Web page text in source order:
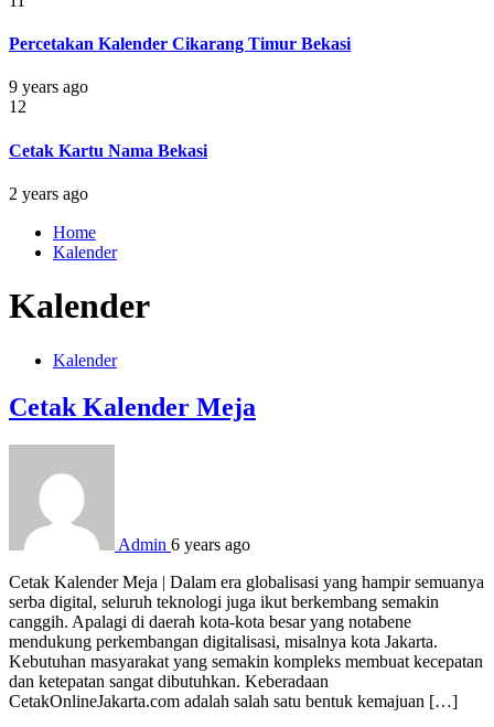
Percetakan Kalender Cikarang Timur Bekasi
9 years ago
12
Cetak Kartu Nama Bekasi
2 years ago
Home
Kalender
Kalender
Kalender
Cetak Kalender Meja
Admin 6 years ago
Cetak Kalender Meja | Dalam era globalisasi yang hampir semuanya
serba digital, seluruh teknologi juga ikut berkembang semakin
canggih. Apalagi di daerah kota-kota besar yang notabene
mendukung perkembangan digitalisasi, misalnya kota Jakarta.
Kebutuhan masyarakat yang semakin kompleks membuat kecepatan
dan ketepatan sangat dibutuhkan. Keberadaan
CetakOnlineJakarta.com adalah salah satu bentuk kemajuan […]